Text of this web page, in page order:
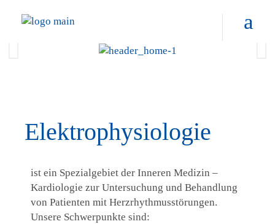
Elektrophysiologie
ist ein Spezialgebiet der Inneren Medizin –
Kardiologie zur Untersuchung und Behandlung
von Patienten mit Herzrhythmusstörungen.
Unsere Schwerpunkte sind: